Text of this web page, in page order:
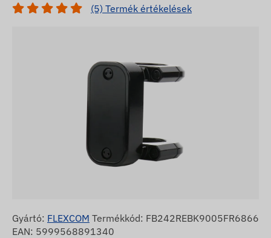
(5) Termék értékelések
Gyártó: FLEXCOM Termékkód: FB242REBK9005FR6866
EAN: 5999568891340